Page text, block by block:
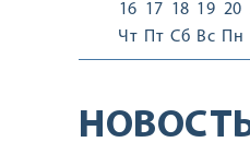
16
Чт
17
Пт
18
Сб
19
Вс
20
Пн